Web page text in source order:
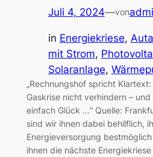
Juli 4, 2024—von
in Energiekriese,
mit Strom,
Solaranlage,
„Rechnungshof spricht
Gaskrise nicht verhindern –
einfach Glück …“ Quelle:
sind wir ihnen dabei behilflich,
Energieversorgung
ihnen die nächste